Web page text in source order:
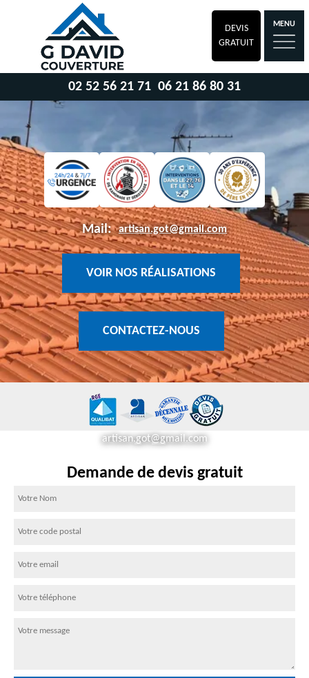
DEVIS
GRATUIT
MENU
02 52 56 21 71 06 21 86 80 31
Mail: artisan.got@gmail.com
VOIR NOS RÉALISATIONS
CONTACTEZ-NOUS
artisan.got@gmail.com
Demande de devis gratuit